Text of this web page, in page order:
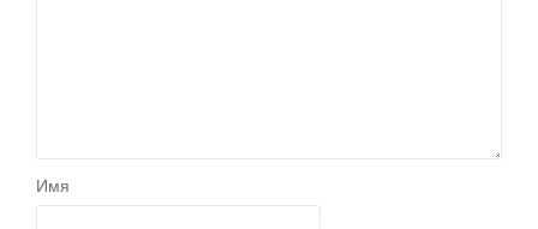
Имя